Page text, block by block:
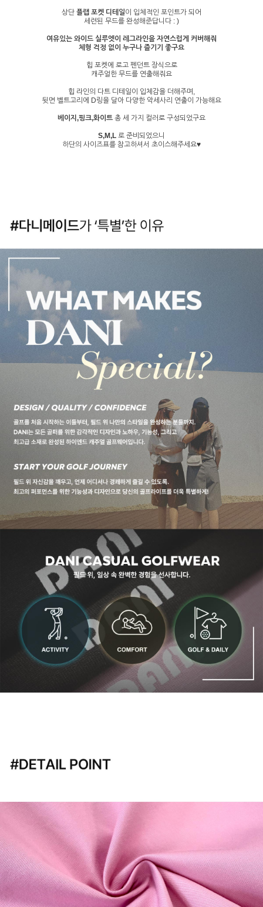
상단 플랩 포켓 디테일이 입체적인 포인트가 되어
세련된 무드를 완성해준답니다 : )
여유있는 와이드 실루엣이 레그라인을 자연스럽게 커버해줘
체형 걱정 없이 누구나 즐기기 좋구요
힙 포켓에 로고 펜던트 장식으로
캐주얼한 무드를 연출해줘요
힙 라인의 다트 디테일이 입체감을 더해주며,
뒷면 벨트고리에 D링을 달아 다양한 악세사리 연출이 가능해요
베이지,핑크,화이트 총 세 가지 컬러로 구성되었구요
S,M,L 로 준비되었으니
하단의 사이즈표를 참고하셔서 초이스해주세요♥